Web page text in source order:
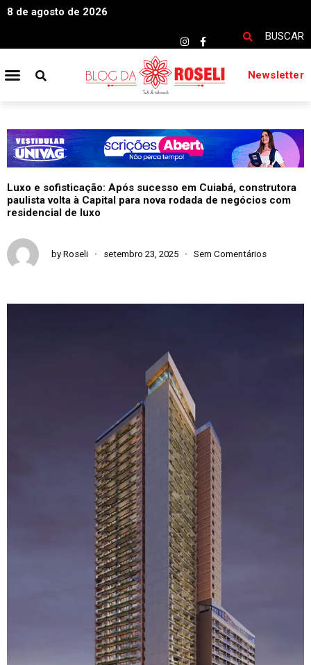
8 de agosto de 2026
BUSCAR
Newsletter
Luxo e sofisticação: Após sucesso em Cuiabá, construtora
paulista volta à Capital para nova rodada de negócios com
residencial de luxo
by Roseli setembro 23, 2025 Sem Comentários